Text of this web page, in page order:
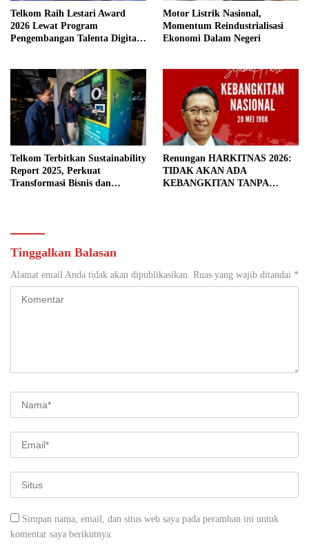
Telkom Raih Lestari Award
2026 Lewat Program
Pengembangan Talenta Digital
Motor Listrik Nasional,
Momentum Reindustrialisasi
Ekonomi Dalam Negeri
Telkom Terbitkan Sustainability
Report 2025, Perkuat
Transformasi Bisnis dan
Renungan HARKITNAS 2026:
TIDAK AKAN ADA
KEBANGKITAN TANPA
Tinggalkan Balasan
Alamat email Anda tidak akan dipublikasikan. Ruas yang wajib ditandai *
Simpan nama, email, dan situs web saya pada peramban ini untuk
komentar saya berikutnya.